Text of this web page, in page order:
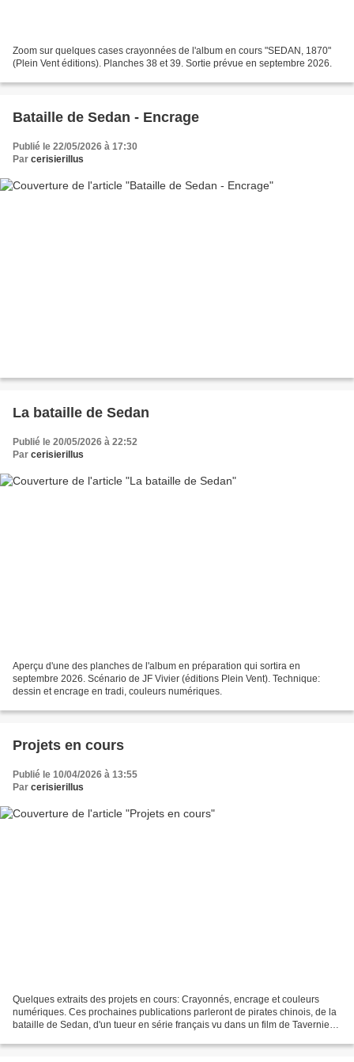
Zoom sur quelques cases crayonnées de l'album en cours "SEDAN, 1870"
(Plein Vent éditions). Planches 38 et 39. Sortie prévue en septembre 2026.
Bataille de Sedan - Encrage
Publié le 22/05/2026 à 17:30
Par cerisierillus
La bataille de Sedan
Publié le 20/05/2026 à 22:52
Par cerisierillus
Aperçu d'une des planches de l'album en préparation qui sortira en
septembre 2026. Scénario de JF Vivier (éditions Plein Vent). Technique:
dessin et encrage en tradi, couleurs numériques.
Projets en cours
Publié le 10/04/2026 à 13:55
Par cerisierillus
Quelques extraits des projets en cours: Crayonnés, encrage et couleurs
numériques. Ces prochaines publications parleront de pirates chinois, de la
bataille de Sedan, d'un tueur en série français vu dans un film de Tavernier